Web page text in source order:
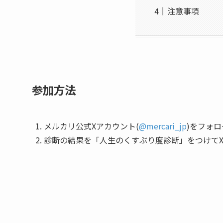
注意事項
参加方法
メルカリ公式Xアカウント(@mercari_jp)をフォロ
診断の結果を 「人生のくすぶり度診断」 をつけて